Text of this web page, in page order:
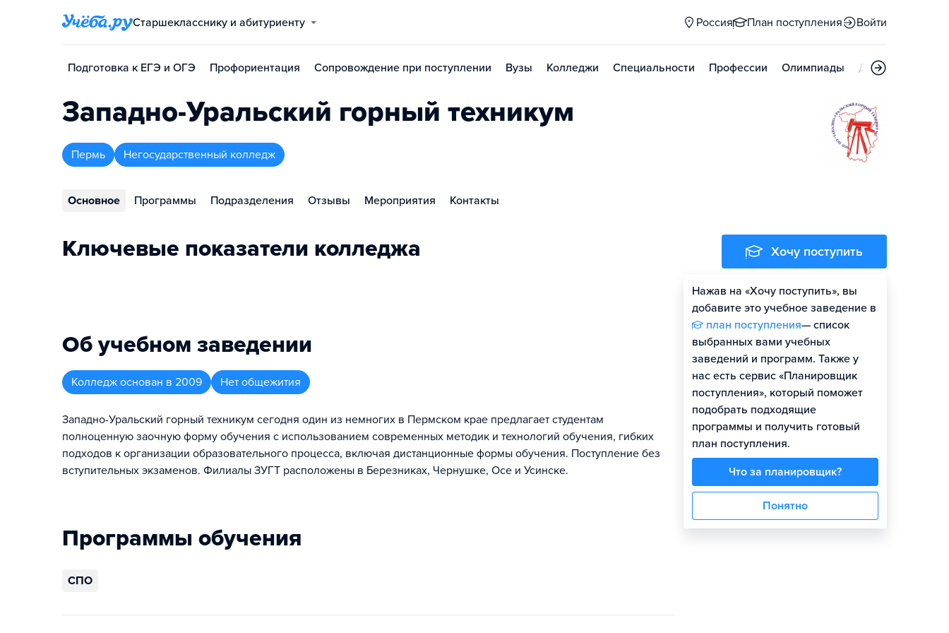
Старшекласснику и абитуриенту Россия План поступления Войти
Подготовка к ЕГЭ и ОГЭ Профориентация Сопровождение при поступлении Вузы Колледжи Специальности Профессии Олимпиады Дни открытых
Западно-Уральский горный техникум
Пермь Негосударственный колледж
Основное Программы Подразделения Отзывы Мероприятия Контакты
Ключевые показатели колледжа
Об учебном заведении
Колледж основан в 2009 Нет общежития
Западно-Уральский горный техникум сегодня один из немногих в Пермском крае предлагает студентам
полноценную заочную форму обучения с использованием современных методик и технологий обучения, гибких
подходов к организации образовательного процесса, включая дистанционные формы обучения. Поступление без
вступительных экзаменов. Филиалы ЗУГТ расположены в Березниках, Чернушке, Осе и Усинске.
Программы обучения
СПО
Хочу поступить
Нажав на «Хочу поступить», вы
добавите это учебное заведение в
план поступления— список
выбранных вами учебных
заведений и программ. Также у
нас есть сервис «Планировщик
поступления», который поможет
подобрать подходящие
программы и получить готовый
план поступления.
Что за планировщик?
Понятно